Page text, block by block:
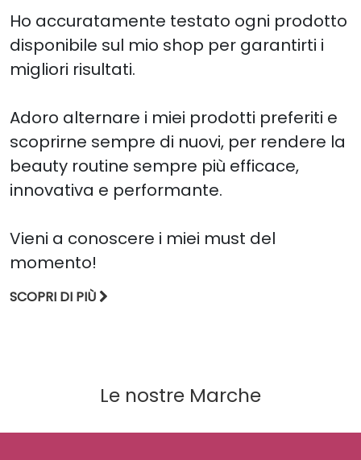
Ho accuratamente testato ogni prodotto
disponibile sul mio shop per garantirti i
migliori risultati.
Adoro alternare i miei prodotti preferiti e
scoprirne sempre di nuovi, per rendere la
beauty routine sempre più efficace,
innovativa e performante.
Vieni a conoscere i miei must del
momento!
SCOPRI DI PIÙ
Le nostre Marche